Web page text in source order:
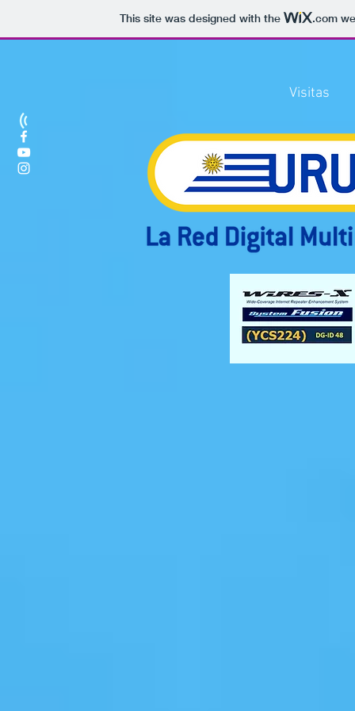
This site was designed with the .com
Visitas